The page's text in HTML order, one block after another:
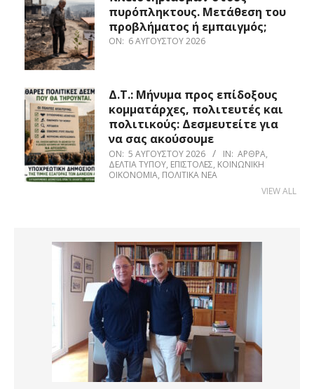
πυρόπληκτους. Μετάθεση του
προβλήματος ή εμπαιγμός;
ON: 6 ΑΥΓΟΎΣΤΟΥ 2026
Δ.Τ.: Μήνυμα προς επίδοξους
κομματάρχες, πολιτευτές και
πολιτικούς: Δεσμευτείτε για
να σας ακούσουμε
ON: 5 ΑΥΓΟΎΣΤΟΥ 2026 IN: ΆΡΘΡΑ,
ΔΕΛΤΊΑ ΤΎΠΟΥ, ΕΠΙΣΤΟΛΈΣ, ΚΟΙΝΩΝΙΚΉ
ΟΙΚΟΝΟΜΊΑ, ΠΟΛΙΤΙΚΆ ΝΈΑ
VIEW ALL